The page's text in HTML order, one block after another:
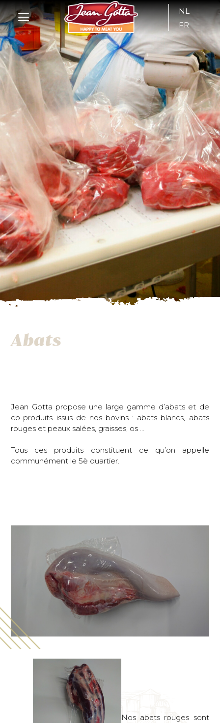
NL
FR
Abats
Jean Gotta propose une large gamme d’abats et de
co-produits issus de nos bovins : abats blancs, abats
rouges et peaux salées, graisses, os …
Tous ces produits constituent ce qu’on appelle
communément le 5è quartier.
Nos abats rouges sont